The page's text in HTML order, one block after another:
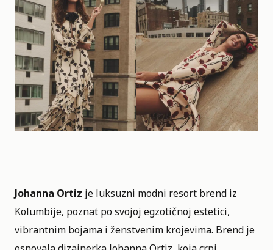
Johanna Ortiz je luksuzni modni resort brend iz
Kolumbije, poznat po svojoj egzotičnoj estetici,
vibrantnim bojama i ženstvenim krojevima. Brend je